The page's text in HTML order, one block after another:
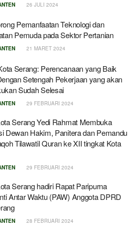
26 JULI 2024
Pemanfaatan Teknologi dan
Pemuda pada Sektor Pertanian
21 MARET 2024
Serang: Perencanaan yang Baik
Setengah Pekerjaan yang akan
Sudah Selesai
29 FEBRUARI 2024
Serang Yedi Rahmat Membuka
Dewan Hakim, Panitera dan Pemandu
Tilawatil Quran ke XII tingkat Kota
29 FEBRUARI 2024
Serang hadiri Rapat Paripurna
Antar Waktu (PAW) Anggota DPRD
28 FEBRUARI 2024